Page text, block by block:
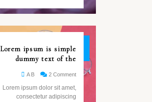
26
Lorem ipsum is simple
dummy text of the
A B 2 Comment
Lorem ipsum dolor sit amet,
consectetur adipiscing